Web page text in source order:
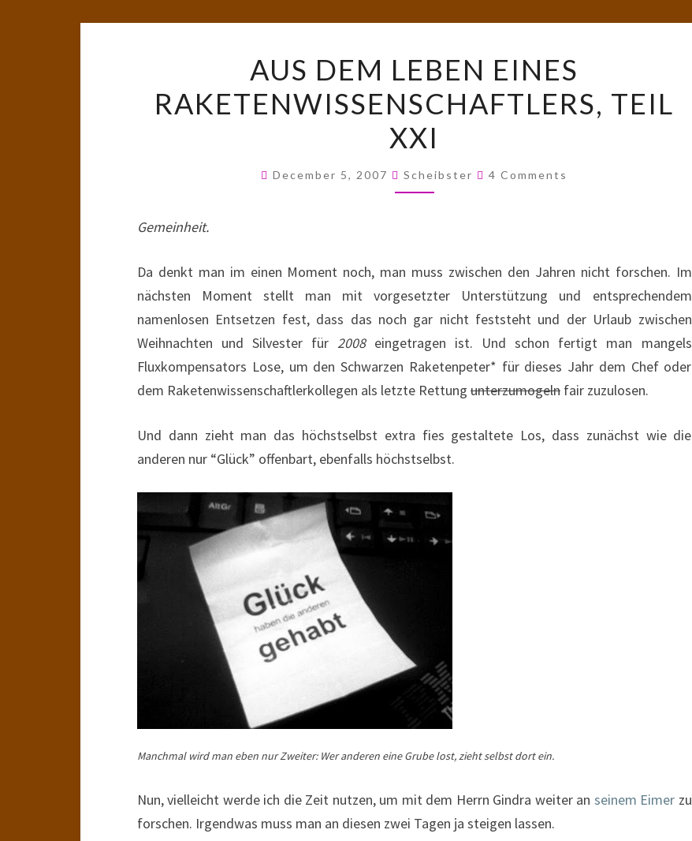
DEM
LEBEN
EINES
RAKETENWISSENSCHAFTLERS,
XXI
AUS DEM LEBEN EINES
RAKETENWISSENSCHAFTLERS, TEIL
XXI
December 5, 2007 Scheibster Comments
4 Comments
Gemeinheit.
Da denkt man im einen Moment noch, man muss zwischen den Jahren nicht forschen. Im
nächsten Moment stellt man mit vorgesetzter Unterstützung und entsprechendem
namenlosen Entsetzen fest, dass das noch gar nicht feststeht und der Urlaub zwischen
Weihnachten und Silvester für2008 eingetragen ist. Und schon fertigt man mangels
Fluxkompensators Lose, um den Schwarzen Raketenpeter* für dieses Jahr dem Chef oder
dem Raketenwissenschaftlerkollegen als letzte Rettung unterzumogeln fair zuzulosen.
Und dann zieht man das höchstselbst extra fies gestaltete Los, dass zunächst wie die
anderen nur “Glück” offenbart, ebenfalls höchstselbst.
Manchmal wird man eben nur Zweiter: Wer anderen eine Grube lost, zieht selbst dort ein.
Nun, vielleicht werde ich die Zeit nutzen, um mit dem Herrn Gindra weiter an seinem Eimer zu
forschen. Irgendwas muss man an diesen zwei Tagen ja steigen lassen.